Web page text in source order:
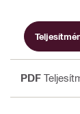
PDF